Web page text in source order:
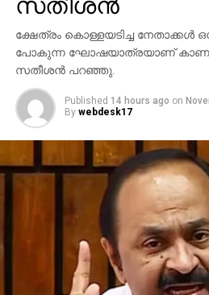
സതീശന്‍
ക്ഷേത്രം കൊള്ളയടിച്ച നേതാക്കള്‍
പോകുന്ന ഘോഷയാത്രയാണ്
സതീശന്‍ പറഞ്ഞു.
Published 14 hours ago on
By webdesk17